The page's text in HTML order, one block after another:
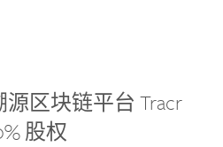
源区块链平台 Tracr
股权